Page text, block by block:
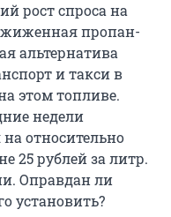
рост спроса на
пропан-
альтернатива
и такси в
этом топливе.
недели
относительно
25 рублейза литр.
Оправдан ли
установить?